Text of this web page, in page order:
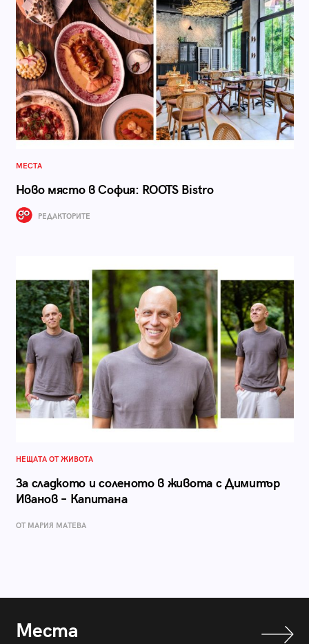
МЕСТА
Ново място в София: ROOTS Bistro
РЕДАКТОРИТЕ
НЕЩАТА ОТ ЖИВОТА
За сладкото и соленото в живота с Димитър
Иванов – Капитана
ОТ МАРИЯ МАТЕВА
Места